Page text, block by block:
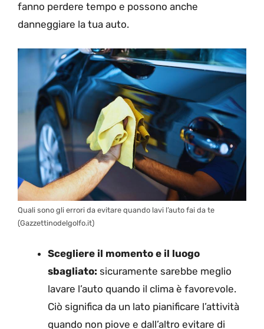
fanno perdere tempo e possono anche
danneggiare la tua auto.
Quali sono gli errori da evitare quando lavi l’auto fai da te
(Gazzettinodelgolfo.it)
Scegliere il momento e il luogo
sbagliato: sicuramente sarebbe meglio
lavare l’auto quando il clima è favorevole.
Ciò significa da un lato pianificare l’attività
quando non piove e dall’altro evitare di